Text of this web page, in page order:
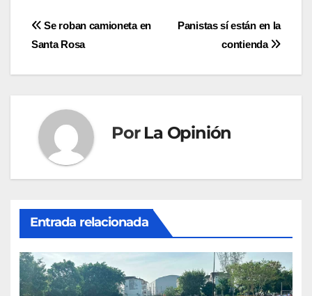
Navegación
Panistas sí están en la
contienda
Se roban camioneta en
Santa Rosa
Por La Opinión
Entrada relacionada